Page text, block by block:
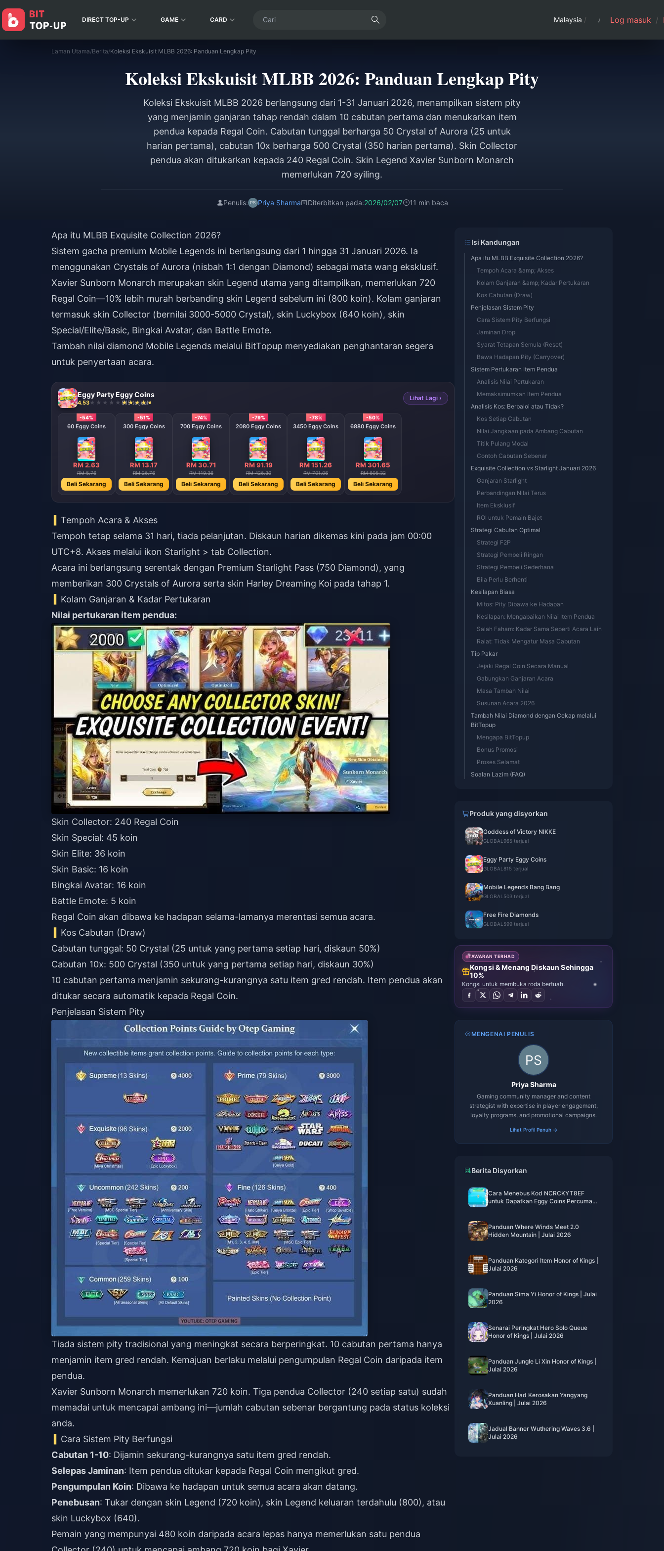
DIRECT TOP-UP GAME CARD Malaysia / Log masuk /
Laman Utama/Berita/Koleksi Ekskuisit MLBB 2026: Panduan Lengkap Pity
Koleksi Ekskuisit MLBB 2026: Panduan Lengkap Pity
Koleksi Ekskuisit MLBB 2026 berlangsung dari 1-31 Januari 2026, menampilkan sistem pity
yang menjamin ganjaran tahap rendah dalam 10 cabutan pertama dan menukarkan item
pendua kepada Regal Coin. Cabutan tunggal berharga 50 Crystal of Aurora (25 untuk
harian pertama), cabutan 10x berharga 500 Crystal (350 harian pertama). Skin Collector
pendua akan ditukarkan kepada 240 Regal Coin. Skin Legend Xavier Sunborn Monarch
memerlukan 720 syiling.
Penulis: Priya Sharma Diterbitkan pada:2026/02/07 11 min baca
Apa itu MLBB Exquisite Collection 2026?
Sistem gacha premium Mobile Legends ini berlangsung dari 1 hingga 31 Januari 2026. Ia
menggunakan Crystals of Aurora (nisbah 1:1 dengan Diamond) sebagai mata wang eksklusif.
Xavier Sunborn Monarch merupakan skin Legend utama yang ditampilkan, memerlukan 720
Regal Coin—10% lebih murah berbanding skin Legend sebelum ini (800 koin). Kolam ganjaran
termasuk skin Collector (bernilai 3000-5000 Crystal), skin Luckybox (640 koin), skin
Special/Elite/Basic, Bingkai Avatar, dan Battle Emote.
Tambah nilai diamond Mobile Legends melalui BitTopup menyediakan penghantaran segera
untuk penyertaan acara.
Eggy Party Eggy Coins
4.53 815 terjual
Lihat Lagi ›
-54%
60 Eggy Coins
RM 2.63
RM 5.76
Beli Sekarang
-51%
300 Eggy Coins
RM 13.17
RM 26.76
Beli Sekarang
-74%
700 Eggy Coins
RM 30.71
RM 119.36
Beli Sekarang
-79%
2080 Eggy Coins
RM 91.19
RM 426.30
Beli Sekarang
-78%
3450 Eggy Coins
RM 151.26
RM 701.06
Beli Sekarang
-50%
6880 Eggy Coins
RM 301.65
RM 605.32
Beli Sekarang
Tempoh Acara & Akses
Tempoh tetap selama 31 hari, tiada pelanjutan. Diskaun harian dikemas kini pada jam 00:00
UTC+8. Akses melalui ikon Starlight > tab Collection.
Acara ini berlangsung serentak dengan Premium Starlight Pass (750 Diamond), yang
memberikan 300 Crystals of Aurora serta skin Harley Dreaming Koi pada tahap 1.
Kolam Ganjaran & Kadar Pertukaran
Nilai pertukaran item pendua:
Skin Collector: 240 Regal Coin
Skin Special: 45 koin
Skin Elite: 36 koin
Skin Basic: 16 koin
Bingkai Avatar: 16 koin
Battle Emote: 5 koin
Regal Coin akan dibawa ke hadapan selama-lamanya merentasi semua acara.
Kos Cabutan (Draw)
Cabutan tunggal: 50 Crystal (25 untuk yang pertama setiap hari, diskaun 50%)
Cabutan 10x: 500 Crystal (350 untuk yang pertama setiap hari, diskaun 30%)
10 cabutan pertama menjamin sekurang-kurangnya satu item gred rendah. Item pendua akan
ditukar secara automatik kepada Regal Coin.
Penjelasan Sistem Pity
Tiada sistem pity tradisional yang meningkat secara berperingkat. 10 cabutan pertama hanya
menjamin item gred rendah. Kemajuan berlaku melalui pengumpulan Regal Coin daripada item
pendua.
Xavier Sunborn Monarch memerlukan 720 koin. Tiga pendua Collector (240 setiap satu) sudah
memadai untuk mencapai ambang ini—jumlah cabutan sebenar bergantung pada status koleksi
anda.
Cara Sistem Pity Berfungsi
Cabutan 1-10: Dijamin sekurang-kurangnya satu item gred rendah.
Selepas Jaminan: Item pendua ditukar kepada Regal Coin mengikut gred.
Pengumpulan Koin: Dibawa ke hadapan untuk semua acara akan datang.
Penebusan: Tukar dengan skin Legend (720 koin), skin Legend keluaran terdahulu (800), atau
skin Luckybox (640).
Pemain yang mempunyai 480 koin daripada acara lepas hanya memerlukan satu pendua
Isi Kandungan
Apa itu MLBB Exquisite Collection 2026?
Tempoh Acara &amp; Akses
Kolam Ganjaran &amp; Kadar Pertukaran
Kos Cabutan (Draw)
Penjelasan Sistem Pity
Cara Sistem Pity Berfungsi
Jaminan Drop
Syarat Tetapan Semula (Reset)
Bawa Hadapan Pity (Carryover)
Sistem Pertukaran Item Pendua
Analisis Nilai Pertukaran
Memaksimumkan Item Pendua
Analisis Kos: Berbaloi atau Tidak?
Kos Setiap Cabutan
Nilai Jangkaan pada Ambang Cabutan
Titik Pulang Modal
Contoh Cabutan Sebenar
Exquisite Collection vs Starlight Januari 2026
Ganjaran Starlight
Perbandingan Nilai Terus
Item Eksklusif
ROI untuk Pemain Bajet
Strategi Cabutan Optimal
Strategi F2P
Strategi Pembeli Ringan
Strategi Pembeli Sederhana
Bila Perlu Berhenti
Kesilapan Biasa
Mitos: Pity Dibawa ke Hadapan
Kesilapan: Mengabaikan Nilai Item Pendua
Salah Faham: Kadar Sama Seperti Acara Lain
Ralat: Tidak Mengatur Masa Cabutan
Tip Pakar
Jejaki Regal Coin Secara Manual
Gabungkan Ganjaran Acara
Masa Tambah Nilai
Susunan Acara 2026
Tambah Nilai Diamond dengan Cekap melalui
BitTopup
Mengapa BitTopup
Bonus Promosi
Proses Selamat
Soalan Lazim (FAQ)
Produk yang disyorkan
Goddess of Victory NIKKE
GLOBAL 965 terjual
Eggy Party Eggy Coins
GLOBAL 815 terjual
Mobile Legends Bang Bang
GLOBAL 503 terjual
Free Fire Diamonds
GLOBAL 599 terjual
TAWARAN TERHAD
Kongsi & Menang Diskaun Sehingga
10%
Kongsi untuk membuka roda bertuah.
MENGENAI PENULIS
Priya Sharma
Gaming community manager and content
strategist with expertise in player engagement,
loyalty programs, and promotional campaigns.
Lihat Profil Penuh →
Berita Disyorkan
Cara Menebus Kod NCRCKYT8EF
untuk Dapatkan Eggy Coins Percuma
Panduan Where Winds Meet 2.0
Hidden Mountain | Julai 2026
Panduan Kategori Item Honor of Kings |
Julai 2026
Panduan Sima Yi Honor of Kings | Julai
2026
Senarai Peringkat Hero Solo Queue
Honor of Kings | Julai 2026
Panduan Jungle Li Xin Honor of Kings |
Julai 2026
Panduan Had Kerosakan Yangyang
Xuanling | Julai 2026
Jadual Banner Wuthering Waves 3.6 |
Julai 2026